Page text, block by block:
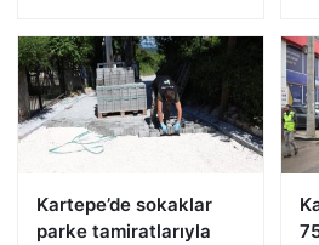
Kartepe’de sokaklar
parke tamiratlarıyla